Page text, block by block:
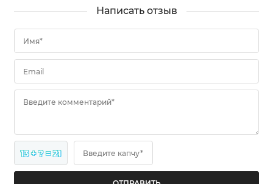
Написать отзыв
Имя*
Email
Введите комментарий*
13 + ? = 21 Введите капчу*